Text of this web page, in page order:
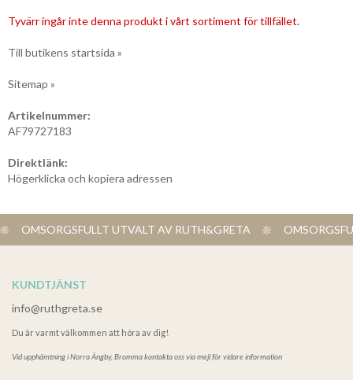
Tyvärr ingår inte denna produkt i vårt sortiment för tillfället.
Till butikens startsida »
Sitemap »
Artikelnummer:
AF79727183
Direktlänk:
Högerklicka och kopiera adressen
OMSORGSFULLT UTVALT AV RUTH&GRETA
KUNDTJÄNST
info@ruthgreta.se
Du är varmt välkommen att höra av dig!
Vid upphämtning iNorra Ängby, Bromma kontakta oss via mejl för vidare information